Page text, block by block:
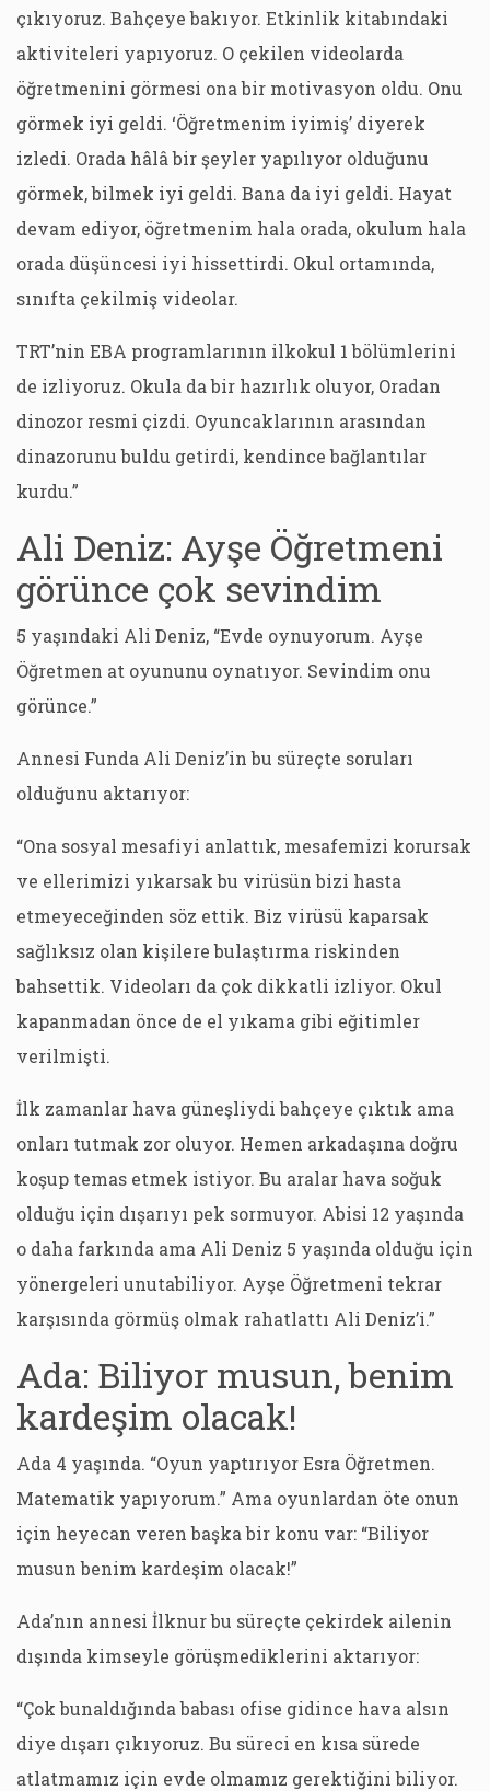
çıkıyoruz. Bahçeye bakıyor. Etkinlik kitabındaki
aktiviteleri yapıyoruz. O çekilen videolarda
öğretmenini görmesi ona bir motivasyon oldu. Onu
görmek iyi geldi. ‘Öğretmenim iyimiş’ diyerek
izledi. Orada hâlâ bir şeyler yapılıyor olduğunu
görmek, bilmek iyi geldi. Bana da iyi geldi. Hayat
devam ediyor, öğretmenim hala orada, okulum hala
orada düşüncesi iyi hissettirdi. Okul ortamında,
sınıfta çekilmiş videolar.
TRT’nin EBA programlarının ilkokul 1 bölümlerini
de izliyoruz. Okula da bir hazırlık oluyor, Oradan
dinozor resmi çizdi. Oyuncaklarının arasından
dinazorunu buldu getirdi, kendince bağlantılar
kurdu.”
Ali Deniz: Ayşe Öğretmeni
görünce çok sevindim
5 yaşındaki Ali Deniz, “Evde oynuyorum. Ayşe
Öğretmen at oyununu oynatıyor. Sevindim onu
görünce.”
Annesi Funda Ali Deniz’in bu süreçte soruları
olduğunu aktarıyor:
“Ona sosyal mesafiyi anlattık, mesafemizi korursak
ve ellerimizi yıkarsak bu virüsün bizi hasta
etmeyeceğinden söz ettik. Biz virüsü kaparsak
sağlıksız olan kişilere bulaştırma riskinden
bahsettik. Videoları da çok dikkatli izliyor. Okul
kapanmadan önce de el yıkama gibi eğitimler
verilmişti.
İlk zamanlar hava güneşliydi bahçeye çıktık ama
onları tutmak zor oluyor. Hemen arkadaşına doğru
koşup temas etmek istiyor. Bu aralar hava soğuk
olduğu için dışarıyı pek sormuyor. Abisi 12 yaşında
o daha farkında ama Ali Deniz 5 yaşında olduğu için
yönergeleri unutabiliyor. Ayşe Öğretmeni tekrar
karşısında görmüş olmak rahatlattı Ali Deniz’i.”
Ada: Biliyor musun, benim
kardeşim olacak!
Ada 4 yaşında. “Oyun yaptırıyor Esra Öğretmen.
Matematik yapıyorum.” Ama oyunlardan öte onun
için heyecan veren başka bir konu var: “Biliyor
musun benim kardeşim olacak!”
Ada’nın annesi İlknur bu süreçte çekirdek ailenin
dışında kimseyle görüşmediklerini aktarıyor:
“Çok bunaldığında babası ofise gidince hava alsın
diye dışarı çıkıyoruz. Bu süreci en kısa sürede
atlatmamız için evde olmamız gerektiğini biliyor.